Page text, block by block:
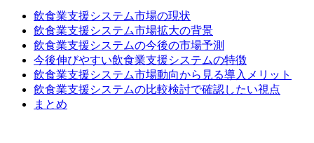
飲食業支援システム市場の現状
飲食業支援システム市場拡大の背景
飲食業支援システムの今後の市場予測
今後伸びやすい飲食業支援システムの特徴
飲食業支援システム市場動向から見る導入メリット
飲食業支援システムの比較検討で確認したい視点
まとめ